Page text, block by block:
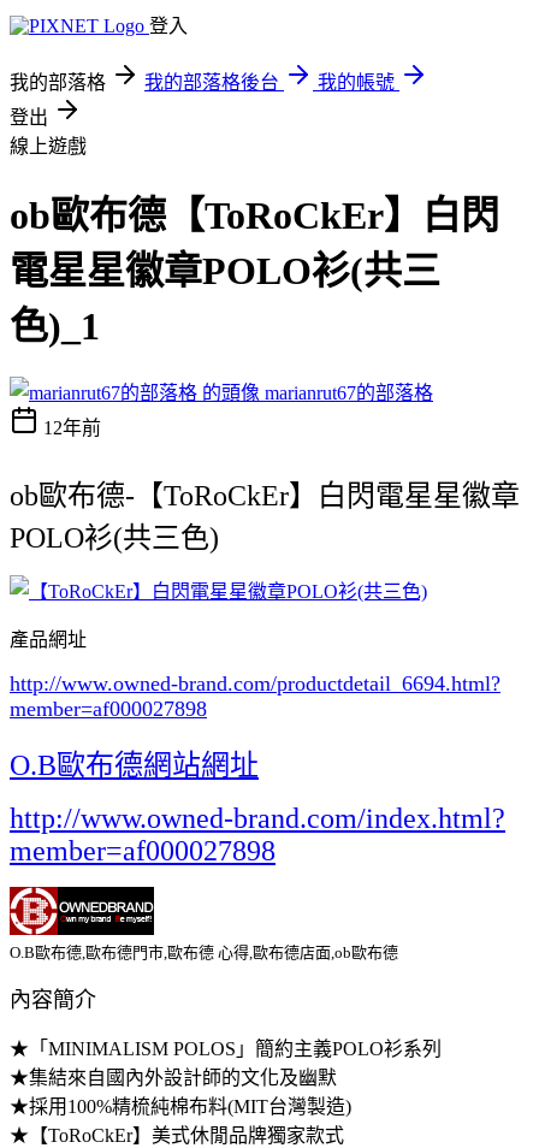
登入
我的部落格 我的部落格後台
我的帳號
登出
線上遊戲
ob歐布德【ToRoCkEr】白閃
電星星徽章POLO衫(共三
色)_1
marianrut67的部落格
12年前
ob歐布德-【ToRoCkEr】白閃電星星徽章
POLO衫(共三色)
產品網址
http://www.owned-brand.com/productdetail_6694.html?
member=af000027898
O.B歐布德網站網址
http://www.owned-brand.com/index.html?
member=af000027898
O.B歐布德,歐布德門市,歐布德 心得,歐布德店面,ob歐布德
內容簡介
★「MINIMALISM POLOS」簡約主義POLO衫系列
★集結來自國內外設計師的文化及幽默
★採用100%精梳純棉布料(MIT台灣製造)
★【ToRoCkEr】美式休閒品牌獨家款式